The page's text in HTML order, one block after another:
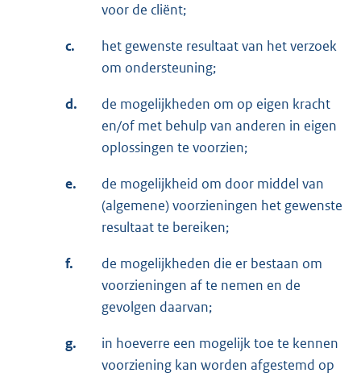
voor de cliënt;
c.
het gewenste resultaat van het verzoek
om ondersteuning;
d.
de mogelijkheden om op eigen kracht
en/of met behulp van anderen in eigen
oplossingen te voorzien;
e.
de mogelijkheid om door middel van
(algemene) voorzieningen het gewenste
resultaat te bereiken;
f.
de mogelijkheden die er bestaan om
voorzieningen af te nemen en de
gevolgen daarvan;
g.
in hoeverre een mogelijk toe te kennen
voorziening kan worden afgestemd op